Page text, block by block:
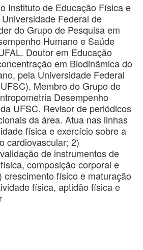
Instituto de Educação Física e
Federal de
do Grupo de Pesquisa em
Humano e Saúde
Doutor em Educação
em Biodinâmica do
pela Universidade Federal
Membro do Grupo de
Desempenho
UFSC. Revisor de periódicos
da área. Atua nas linhas
física e exercício sobre a
cardiovascular; 2)
de instrumentos de
composição corporal e
crescimento físico e maturação
física, aptidão física e